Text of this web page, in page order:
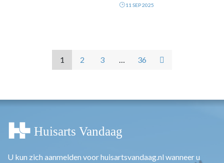
11 SEP 2025
1 2 3 … 36
U kun zich aanmelden voor huisartsvandaag.nl wanneer u